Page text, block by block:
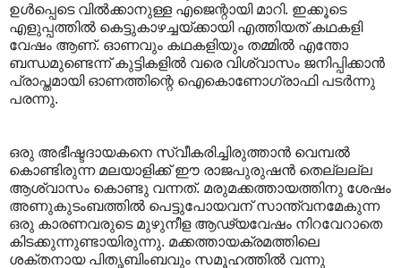
ഉൾപ്പെടെ വിൽക്കാനുള്ള എജെന്റായി മാറി. ഇക്കൂടെ
എളുപ്പത്തിൽ കെട്ടുകാഴച്ചയ്ക്കായി എത്തിയത് കഥകളി
വേഷം ആണ്. ഓണവും കഥകളിയും തമ്മിൽ എന്തോ
ബന്ധമുണ്ടെന്ന് കുട്ടികളിൽ വരെ വിശ്വാസം ജനിപ്പിക്കാൻ
പ്രാപ്തമായി ഓണത്തിന്റെ ഐകൊണോഗ്രാഫി പടർന്നു
പരന്നു.
ഒരു അഭീഷ്ടദായകനെ സ്വീകരിച്ചിരുത്താൻ വെമ്പൽ
കൊണ്ടിരുന്ന മലയാളിക്ക് ഈ രാജപുരുഷൻ തെല്ലല്ല
ആശ്വാസം കൊണ്ടു വന്നത്. മരുമക്കത്തായത്തിനു ശേഷം
അണുകുടംബത്തിൽ പെട്ടുപോയവന് സാന്ത്വനമേകുന്ന
ഒരു കാരണവരുടെ മുഴുനീള ആഢ്യവേഷം നിറവേറാതെ
കിടക്കുന്നുണ്ടായിരുന്നു. മക്കത്തായക്രമത്തിലെ
ശക്തനായ പിതൃബിംബവും സമൂഹത്തിൽ വന്നു